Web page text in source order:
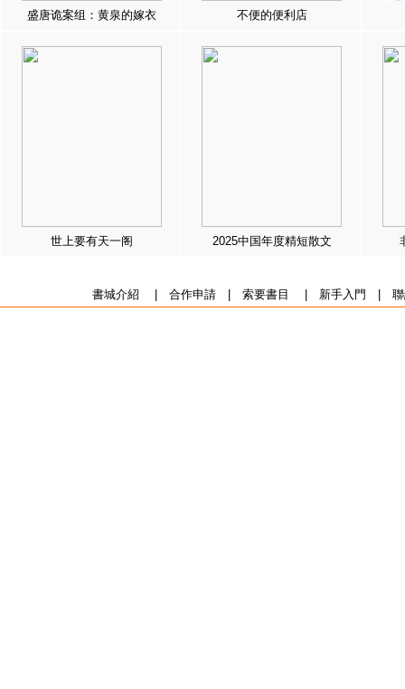
盛唐诡案组：黄泉的嫁衣 不便的便利店
世上要有天一阁 2025中国年度精短散文
書城介紹 合作申請| 索要書目 新手入門